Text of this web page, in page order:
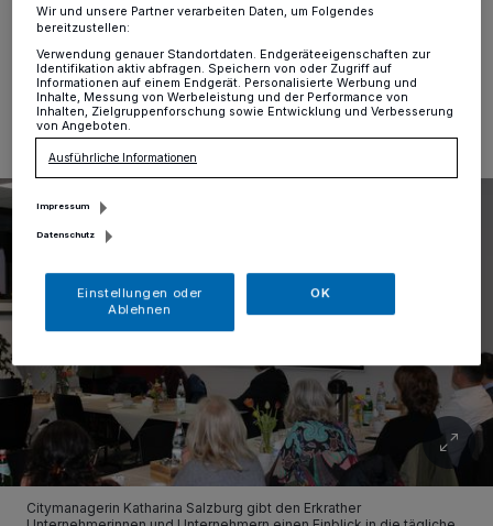
31.03.2023 , 11:44 Uhr Eine Minute Lesezeit
Citymanagerin Katharina Salzburg gibt den Erkrather
Wir und unsere Partner verarbeiten Daten, um Folgendes
bereitzustellen:
Verwendung genauer Standortdaten. Endgeräteeigenschaften zur
Identifikation aktiv abfragen. Speichern von oder Zugriff auf
Informationen auf einem Endgerät. Personalisierte Werbung und
Inhalte, Messung von Werbeleistung und der Performance von
Inhalten, Zielgruppenforschung sowie Entwicklung und Verbesserung
von Angeboten.
Ausführliche Informationen
Impressum
Datenschutz
Einstellungen oder
Ablehnen
OK